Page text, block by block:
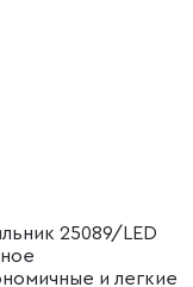
25089/LED
и легкие